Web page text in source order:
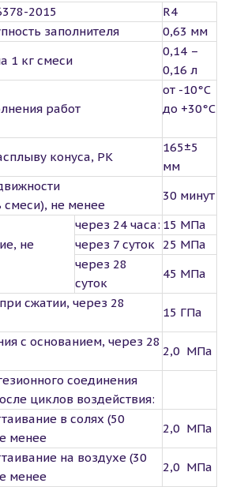
2015
R4
заполнителя
0,63 мм
1 кг смеси
0,14 –
0,16 л
работ
от -10°С
до +30°С
конуса, РК
165±5
мм
смеси), не менее
30 минут
не
через 24 часа: 15 МПа
через 7 суток 25 МПа
через 28
суток
45 МПа
сжатии, через 28
15 ГПа
с основанием, через 28
2,0 МПа
соединения
циклов воздействия:
в солях (50
менее
2,0 МПа
на воздухе (30
менее
2,0 МПа